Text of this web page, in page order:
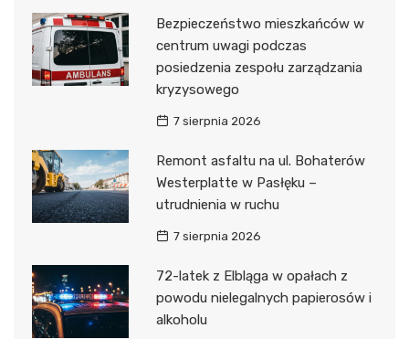
Bezpieczeństwo mieszkańców w
centrum uwagi podczas
posiedzenia zespołu zarządzania
kryzysowego
7 sierpnia 2026
Remont asfaltu na ul. Bohaterów
Westerplatte w Pasłęku –
utrudnienia w ruchu
7 sierpnia 2026
72-latek z Elbląga w opałach z
powodu nielegalnych papierosów i
alkoholu